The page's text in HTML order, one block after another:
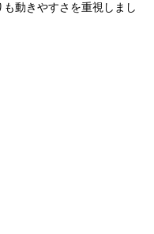
動きやすさを重視しまし